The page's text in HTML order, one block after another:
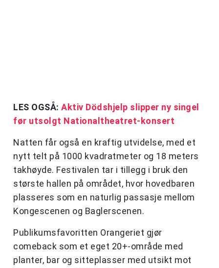
LES OGSÅ: Aktiv Dödshjelp slipper ny singel
før utsolgt Nationaltheatret-konsert
Natten får også en kraftig utvidelse, med et
nytt telt på 1000 kvadratmeter og 18 meters
takhøyde. Festivalen tar i tillegg i bruk den
største hallen på området, hvor hovedbaren
plasseres som en naturlig passasje mellom
Kongescenen og Baglerscenen.
Publikumsfavoritten Orangeriet gjør
comeback som et eget 20+-område med
planter, bar og sitteplasser med utsikt mot